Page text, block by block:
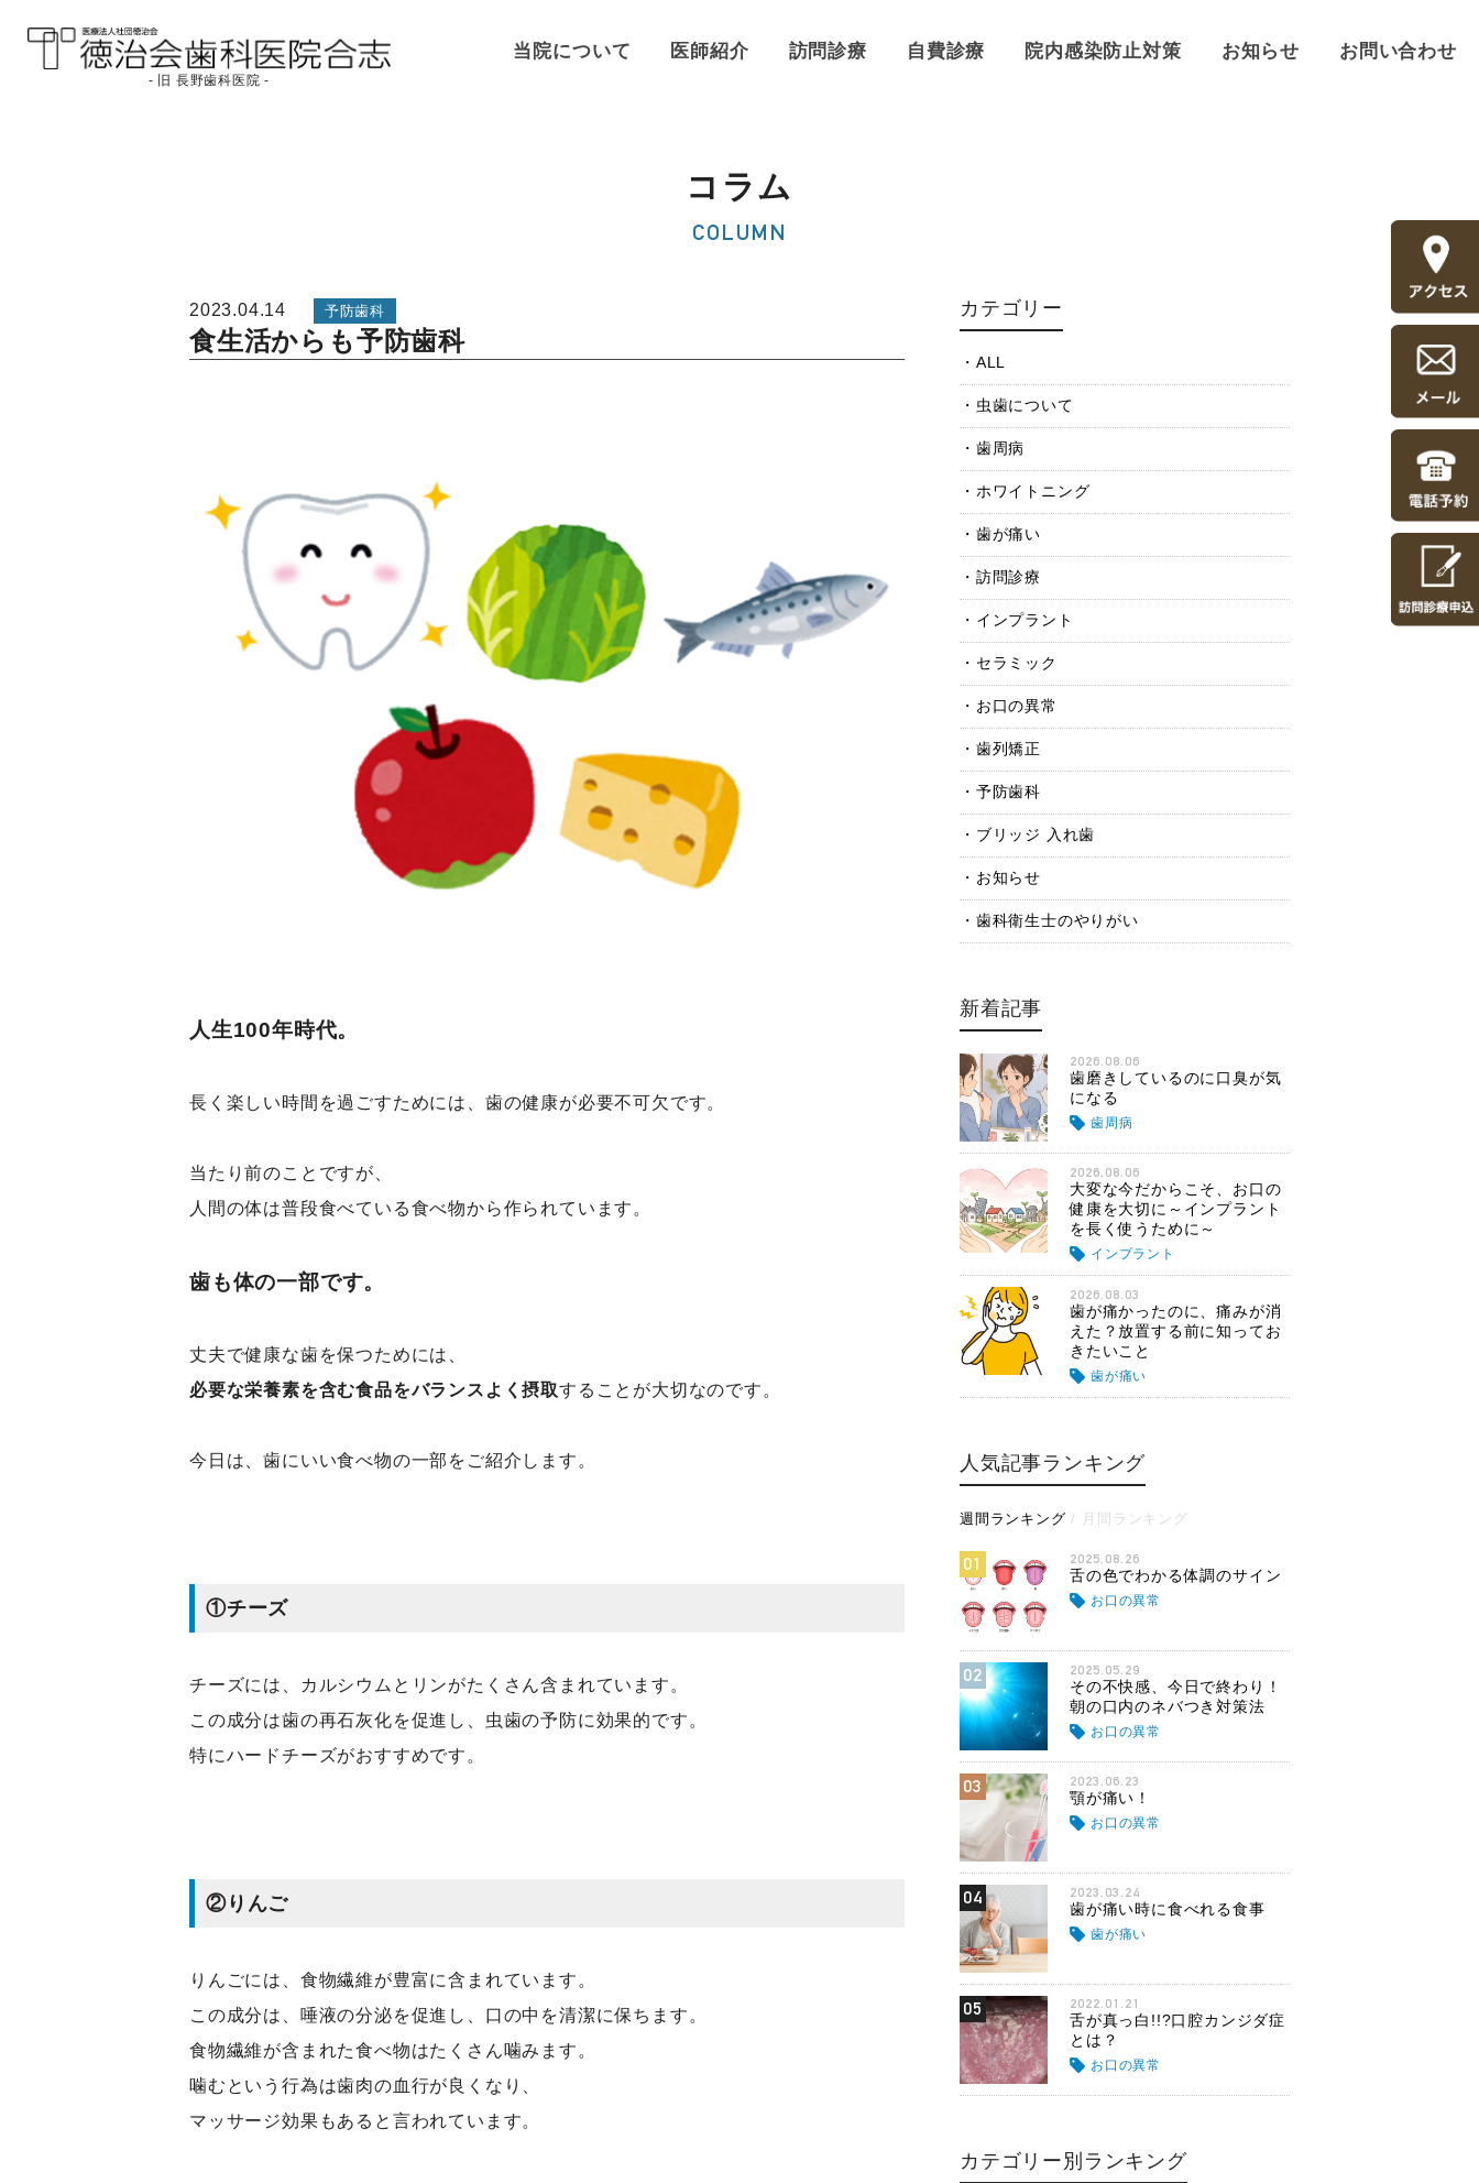
医療法人社団徳治会
- 旧 長野歯科医院 -
当院について 医師紹介 訪問診療 自費診療 院内感染防止対策 お知らせ お問い合わせ
コラム
COLUMN
2023.04.14 予防歯科
食生活からも予防歯科
人生100年時代。
長く楽しい時間を過ごすためには、歯の健康が必要不可欠です。
当たり前のことですが、
人間の体は普段食べている食べ物から作られています。
歯も体の一部です。
丈夫で健康な歯を保つためには、
必要な栄養素を含む食品をバランスよく摂取することが大切なのです。
今日は、歯にいい食べ物の一部をご紹介します。
①チーズ
チーズには、カルシウムとリンがたくさん含まれています。
この成分は歯の再石灰化を促進し、虫歯の予防に効果的です。
特にハードチーズがおすすめです。
②りんご
りんごには、食物繊維が豊富に含まれています。
この成分は、唾液の分泌を促進し、口の中を清潔に保ちます。
食物繊維が含まれた食べ物はたくさん噛みます。
噛むという行為は歯肉の血行が良くなり、
マッサージ効果もあると言われています。
カテゴリー
ALL
虫歯について
歯周病
ホワイトニング
歯が痛い
訪問診療
インプラント
セラミック
お口の異常
歯列矯正
予防歯科
ブリッジ 入れ歯
お知らせ
歯科衛生士のやりがい
新着記事
2026.08.06
歯磨きしているのに口臭が気
になる
歯周病
2026.08.06
大変な今だからこそ、お口の
健康を大切に～インプラント
を長く使うために～
インプラント
2026.08.03
歯が痛かったのに、痛みが消
えた？放置する前に知ってお
きたいこと
歯が痛い
人気記事ランキング
週間ランキング 月間ランキング
01 2025.08.26
舌の色でわかる体調のサイン
お口の異常
02 2025.05.29
その不快感、今日で終わり！
朝の口内のネバつき対策法
お口の異常
03 2023.06.23
顎が痛い！
お口の異常
04 2023.03.24
歯が痛い時に食べれる食事
歯が痛い
05 2022.01.21
舌が真っ白!!?口腔カンジダ症
とは？
お口の異常
カテゴリー別ランキング